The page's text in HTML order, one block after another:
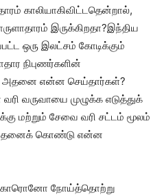
காலியாகிவிட்டதென்றால்,
இருக்கிறதா?இந்திய
ஒரு இலட்சம் கோடிக்கும்
நிபுணர்களின்
அதனை என்ன செய்தார்கள்?
வருவாயை முழுக்க எடுத்துக்
மற்றும் சேவை வரி சட்டம் மூலம்
அதனைக் கொண்டு என்ன
கொரொனோ நோய்த்தொற்று